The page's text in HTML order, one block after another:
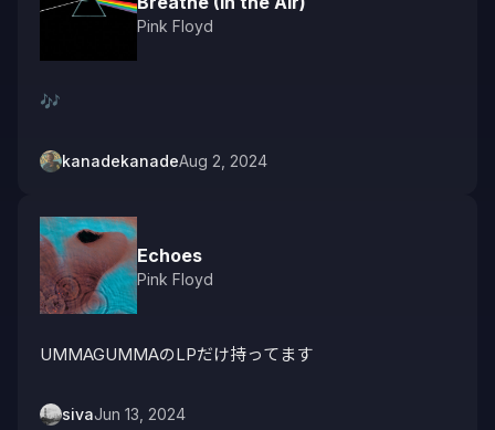
Pink Floyd
🎶
kanadekanadeAug 2, 2024
Echoes
Pink Floyd
UMMAGUMMAのLPだけ持ってます
sivaJun 13, 2024